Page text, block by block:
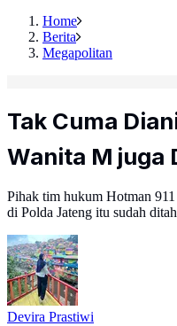
Home
Berita
Megapolitan
Tak Cuma
Wanita M juga
Pihak tim hukum Hotman
di Polda Jateng itu sudah
Devira Prastiwi